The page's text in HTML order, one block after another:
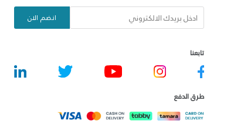
انضم الان
تابعنا
طرق الدفع